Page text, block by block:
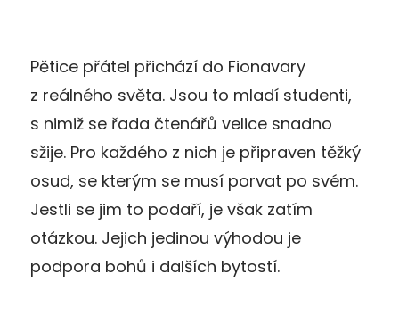
Pětice přátel přichází do Fionavary
z reálného světa. Jsou to mladí studenti,
s nimiž se řada čtenářů velice snadno
sžije. Pro každého z nich je připraven těžký
osud, se kterým se musí porvat po svém.
Jestli se jim to podaří, je však zatím
otázkou. Jejich jedinou výhodou je
podpora bohů i dalších bytostí.